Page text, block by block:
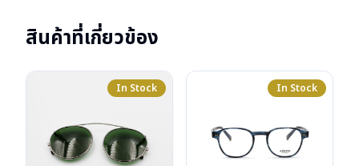
สินค้าที่เกี่ยวข้อง
In Stock In Stock